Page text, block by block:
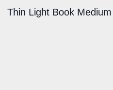
Thin Light Book